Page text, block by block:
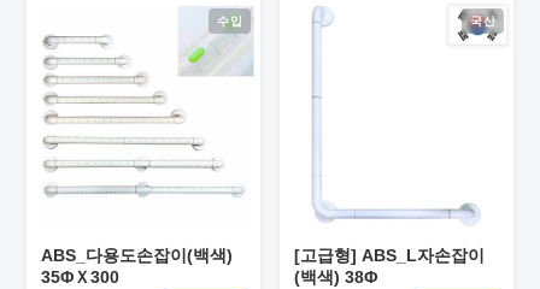
수입
ABS_다용도손잡이(백색)
35ΦＸ300
국산
[고급형] ABS_L자손잡이
(백색) 38Φ